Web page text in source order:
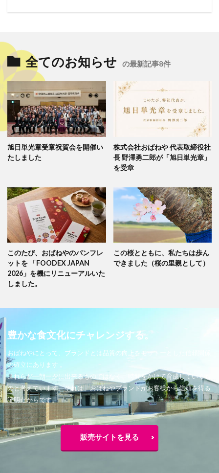
全てのお知らせ の最新記事8件
旭日単光章受章祝賀会を開催い
たしました
株式会社おばねや 代表取締役社
長 野澤勇二郎が「旭日単光章」
を受章
このたび、おばねやのパンフレ
ットを 「FOODEX JAPAN
2026」を機にリニューアルいた
しました。
この桜とともに、私たちは歩ん
できました（桜の里親として）
豊かな食文化にチャレンジする。
おばねやにとって、ブランドとは品質の向上をモットーとした信頼関係
の確立にあります 。
これらが一朝一夕に出来るものではなく、時間をかけて育成していくも
のと考えています。それは、おばねやブランドがお客様から信頼を得る
証明だからです。
販売サイトを見る